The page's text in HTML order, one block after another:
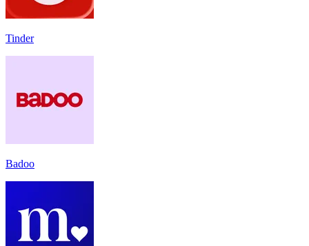
Tinder
Badoo